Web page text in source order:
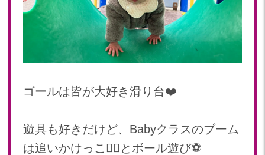
ゴールは皆が大好き滑り台❤️
遊具も好きだけど、Babyクラスのブーム
は追いかけっこ🏃‍♀️とボール遊び⚽️